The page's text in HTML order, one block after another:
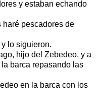
y estaban echando
haré pescadores de
lo siguieron.
hijo del Zebedeo, y a
barca repasando las
en la barca con los